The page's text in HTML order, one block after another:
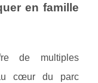
en famille
de multiples
cœur du parc